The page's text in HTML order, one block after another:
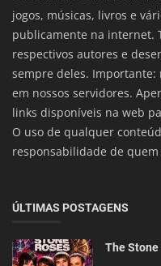
jogos, músicas, livros e
publicamente na internet.
respectivos autores e
sempre deles.
em nossos servidores.
links disponíveis na web
O uso de qualquer
responsabilidade de
ÚLTIMAS POSTAGENS
The Stone